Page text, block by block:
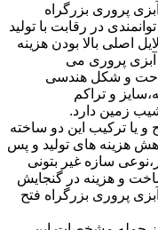
پروری بزرگراه
در رقابت با تولید
اصلی بالا بودن هزینه
آبزی پروری می
و شکل هندسی
و تراکم
زمین دارد.
و یا ترکیب این دو ساخته
هزینه های تولید و پس
سازه غیر بتونی
و هزینه در گنجایش
پروری بزرگراه فتح